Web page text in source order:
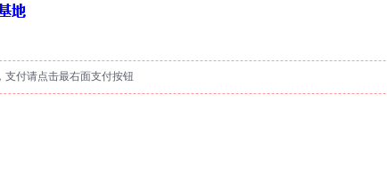
支付请点击最右面支付按钮